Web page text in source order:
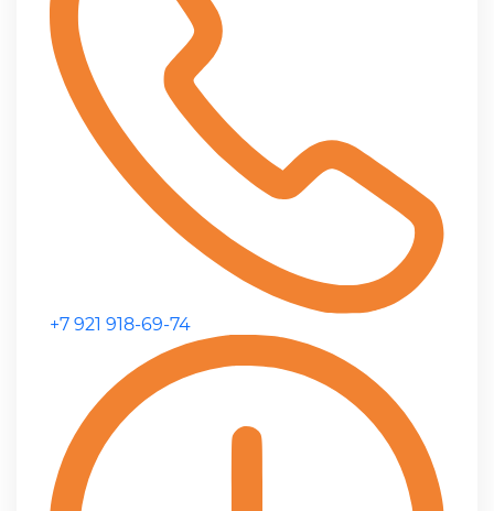
+7 921 918-69-74